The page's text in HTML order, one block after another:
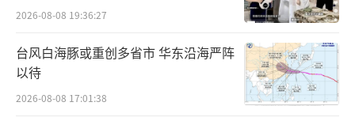
2026-08-08 19:36:27
台风白海豚或重创多省市 华东沿海严阵
以待
2026-08-08 17:01:38